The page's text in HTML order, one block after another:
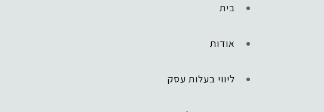
בית
אודות
ליווי בעלות עסק